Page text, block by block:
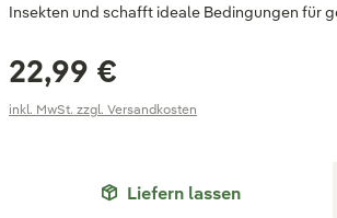
Insekten und schafft ideale Bedingungen für
22,99 €
inkl. MwSt. zzgl. Versandkosten
Liefern lassen